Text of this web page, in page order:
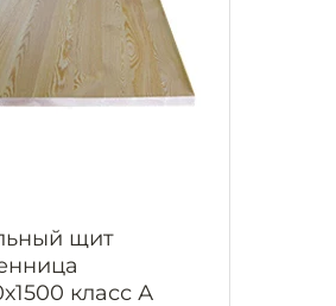
щит
класс А